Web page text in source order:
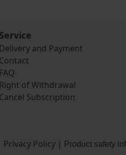
Service
Delivery and Payment
Contact
FAQ
Right of Withdrawal
Cancel Subscription
Privacy Policy | Product safety